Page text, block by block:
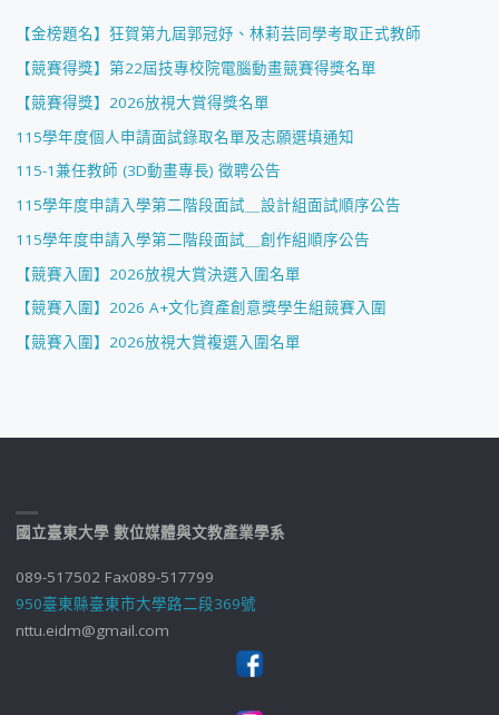
【金榜題名】狂賀第九屆郭冠妤、林莉芸同學考取正式教師
【競賽得獎】第22屆技專校院電腦動畫競賽得獎名單
【競賽得獎】2026放視大賞得獎名單
115學年度個人申請面試錄取名單及志願選填通知
115-1兼任教師 (3D動畫專長) 徵聘公告
115學年度申請入學第二階段面試＿設計組面試順序公告
115學年度申請入學第二階段面試＿創作組順序公告
【競賽入圍】2026放視大賞決選入圍名單
【競賽入圍】2026 A+文化資產創意獎學生組競賽入圍
【競賽入圍】2026放視大賞複選入圍名單
國立臺東大學 數位媒體與文教產業學系
089-517502 Fax089-517799
950臺東縣臺東市大學路二段369號
nttu.eidm@gmail.com